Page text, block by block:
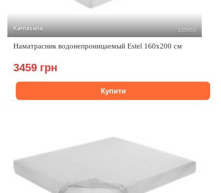
Kamasana 135853
Наматрасник водонепроницаемый Estel 160x200 см
3459 грн
Купити